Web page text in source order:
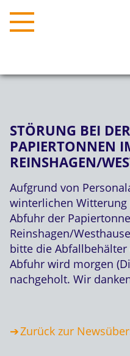
STÖRUNG BEI
PAPIERTONNEN
REINSHAGEN/
Aufgrund von
winterlichen
Abfuhr der
Reinshagen/
bitte die
Abfuhr wird morgen
nachgeholt. Wir
Zurück zur